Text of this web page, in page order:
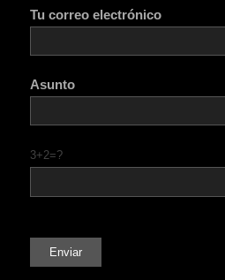
Tu correo electrónico
Asunto
3+2=?
SV
RO